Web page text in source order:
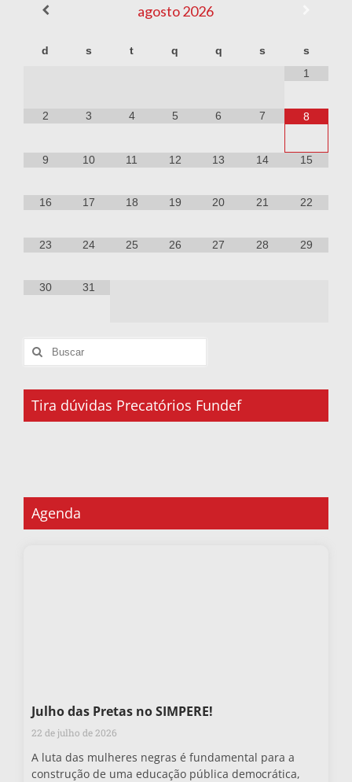
agosto2026
d s t q q s
s
1
2 3 4 5 6 7 8
9 10 11 12 13 14 15
16 17 18 19 20 21 22
23 24 25 26 27 28 29
30 31
Tira dúvidas Precatórios Fundef
Agenda
Julho das Pretas no SIMPERE!
22 de julho de 2026
A luta das mulheres negras é fundamental para a
construção de uma educação pública democrática,